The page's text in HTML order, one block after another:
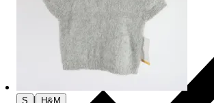
S | H&M